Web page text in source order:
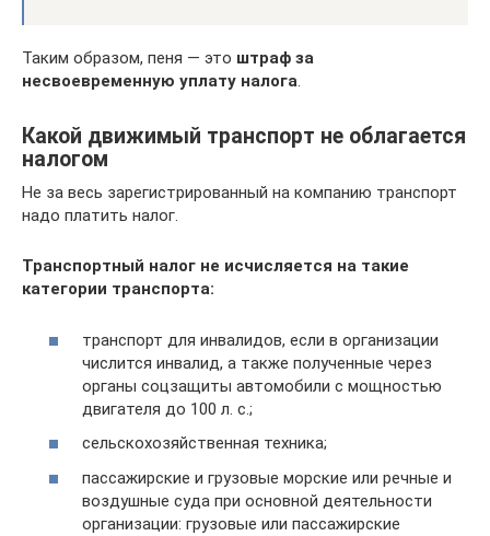
Таким образом, пеня — это штраф за
несвоевременную уплату налога.
Какой движимый транспорт не облагается
налогом
Не за весь зарегистрированный на компанию транспорт
надо платить налог.
Транспортный налог не исчисляется на такие
категории транспорта:
транспорт для инвалидов, если в организации
числится инвалид, а также полученные через
органы соцзащиты автомобили с мощностью
двигателя до 100 л. с.;
сельскохозяйственная техника;
пассажирские и грузовые морские или речные и
воздушные суда при основной деятельности
организации: грузовые или пассажирские